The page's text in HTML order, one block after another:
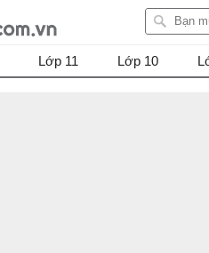
Lớp 11 Lớp 10